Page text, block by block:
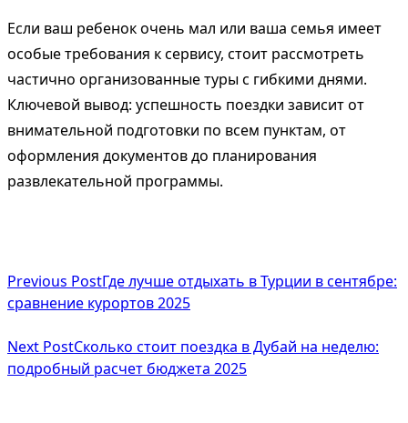
Если ваш ребенок очень мал или ваша семья имеет
особые требования к сервису, стоит рассмотреть
частично организованные туры с гибкими днями.
Ключевой вывод: успешность поездки зависит от
внимательной подготовки по всем пунктам, от
оформления документов до планирования
развлекательной программы.
class="nav-
screen-
Previous PostГде лучше отдыхать в Турции в сентябре:
сравнение курортов 2025
Next PostСколько стоит поездка в Дубай на неделю:
подробный расчет бюджета 2025